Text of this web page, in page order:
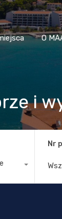
i miejsca
O
i
Nr